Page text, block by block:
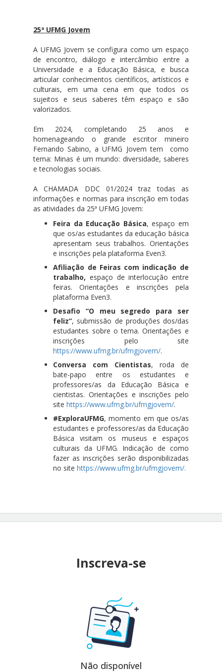
25ª UFMG Jovem
A UFMG Jovem se configura como um espaço
de encontro, diálogo e intercâmbio entre a
Universidade e a Educação Básica, e busca
articular conhecimentos científicos, artísticos e
culturais, em uma cena em que todos os
sujeitos e seus saberes têm espaço e são
valorizados.
Em 2024, completando 25 anos e
homenageando o grande escritor mineiro
Fernando Sabino, a UFMG Jovem tem como
tema: Minas é um mundo: diversidade, saberes
e tecnologias sociais.
A CHAMADA DDC 01/2024 traz todas as
informações e normas para inscrição em todas
as atividades da 25ª UFMG Jovem:
Feira da Educação Básica, espaço em
que os/as estudantes da educação básica
apresentam seus trabalhos. Orientações
e inscrições pela plataforma Even3.
Afiliação de Feiras com indicação de
trabalho, espaço de interlocução entre
feiras. Orientações e inscrições pela
plataforma Even3.
Desafio “O meu segredo para ser
feliz”, submissão de produções dos/das
estudantes sobre o tema. Orientações e
inscrições pelo site
https://www.ufmg.br/ufmgjovem/.
Conversa com Cientistas, roda de
bate-papo entre os estudantes e
professores/as da Educação Básica e
cientistas. Orientações e inscrições pelo
sitehttps://www.ufmg.br/ufmgjovem/.
#ExploraUFMG, momento em que os/as
estudantes e professores/as da Educação
Básica visitam os museus e espaços
culturais da UFMG. Indicação de como
fazer as inscrições serão disponibilizadas
no sitehttps://www.ufmg.br/ufmgjovem/.
Inscreva-se
Não disponível